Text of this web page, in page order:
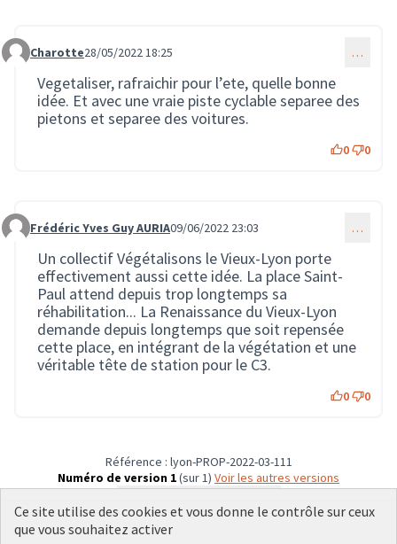
Commentaire 1103
Charotte28/05/2022 18:25 …
Vegetaliser, rafraichir pour l’ete, quelle bonne
idée. Et avec une vraie piste cyclable separee des
pietons et separee des voitures.
0 0
Commentaire 1299
Frédéric Yves Guy AURIA09/06/2022 23:03 …
Un collectif Végétalisons le Vieux-Lyon porte
effectivement aussi cette idée. La place Saint-
Paul attend depuis trop longtemps sa
réhabilitation... La Renaissance du Vieux-Lyon
demande depuis longtemps que soit repensée
cette place, en intégrant de la végétation et une
véritable tête de station pour le C3.
0 0
Référence : lyon-PROP-2022-03-111
Numéro de version 1(sur 1)
voir les autres versions
Vérifiez l'empreinte numérique
Ce site utilise des cookies et vous donne le contrôle sur ceux
que vous souhaitez activer